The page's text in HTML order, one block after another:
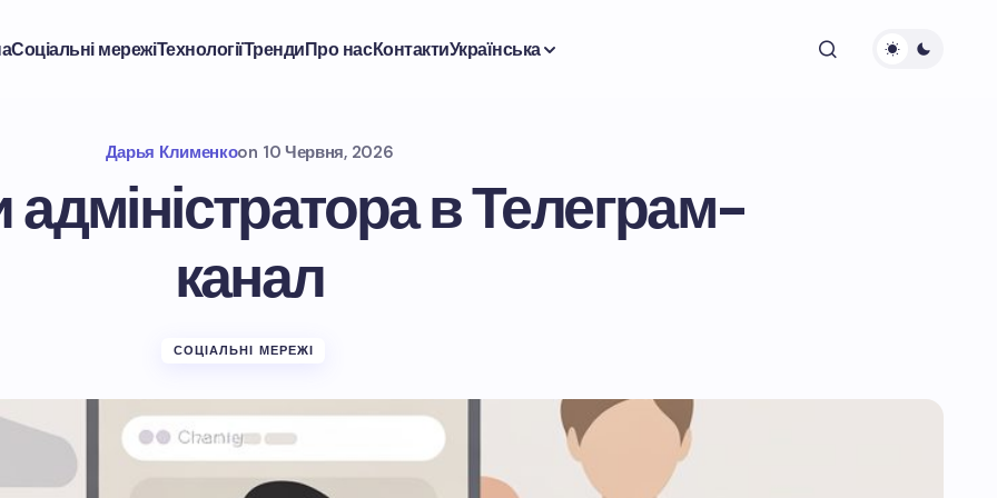
Соціальні мережіТехнологіїТрендиПро насКонтактиУкраїнська
Дарья Клименкоon 10 Червня, 2026
в Телеграм-
канал
СОЦІАЛЬНІ МЕРЕЖІ